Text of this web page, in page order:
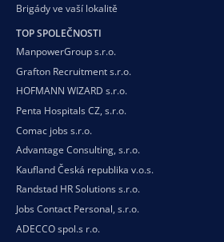
Brigády ve vaší lokalitě
TOP SPOLEČNOSTI
ManpowerGroup s.r.o.
Grafton Recruitment s.r.o.
HOFMANN WIZARD s.r.o.
Penta Hospitals CZ, s.r.o.
Comac jobs s.r.o.
Advantage Consulting, s.r.o.
Kaufland Česká republika v.o.s.
Randstad HR Solutions s.r.o.
Jobs Contact Personal, s.r.o.
ADECCO spol.s r.o.